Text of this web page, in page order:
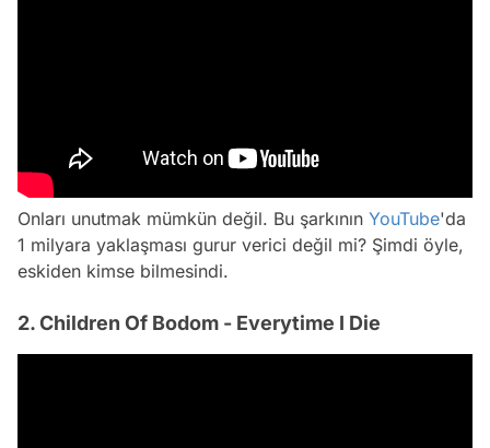
Onları unutmak mümkün değil. Bu şarkının YouTube'da
1 milyara yaklaşması gurur verici değil mi? Şimdi öyle,
eskiden kimse bilmesindi.
2. Children Of Bodom - Everytime I Die